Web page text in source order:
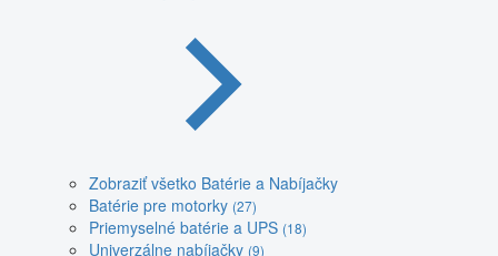
Zobraziť všetko Batérie a Nabíjačky
Batérie pre motorky (27)
Priemyselné batérie a UPS (18)
Univerzálne nabíjačky (9)